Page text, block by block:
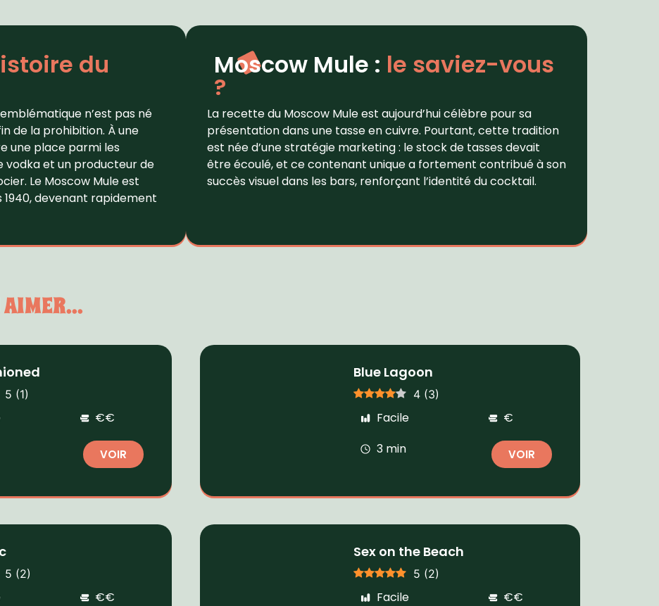
du
n’est pas né
de la prohibition. À une
une place parmi les
vodka et un producteur de
Le Moscow Mule est
1940, devenant rapidement
Moscow Mule : le saviez-vous
?
La recette du Moscow Mule est aujourd’hui célèbre pour sa
présentation dans une tasse en cuivre. Pourtant, cette tradition
est née d’une stratégie marketing : le stock de tasses devait
être écoulé, et ce contenant unique a fortement contribué à son
succès visuel dans les bars, renforçant l’identité du cocktail.
5 (1)
€€
VOIR
Blue Lagoon
4 (3)
Facile
€
3 min
VOIR
5 (2)
€€
Sex on the Beach
5 (2)
Facile €€